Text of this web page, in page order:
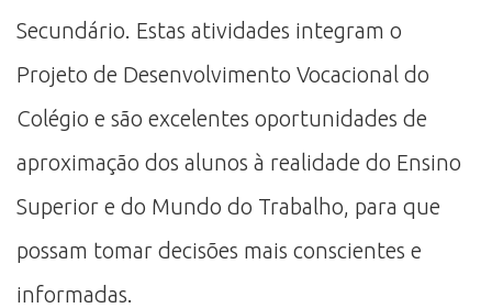
Secundário. Estas atividades integram o
Projeto de Desenvolvimento Vocacional do
Colégio e são excelentes oportunidades de
aproximação dos alunos à realidade do Ensino
Superior e do Mundo do Trabalho, para que
possam tomar decisões mais conscientes e
informadas.